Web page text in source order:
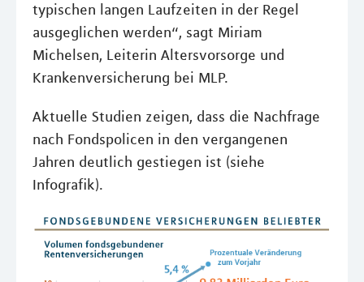
typischen langen Laufzeiten in der Regel
ausgeglichen werden“, sagt Miriam
Michelsen, Leiterin Altersvorsorge und
Krankenversicherung bei MLP.
Aktuelle Studien zeigen, dass die Nachfrage
nach Fondspolicen in den vergangenen
Jahren deutlich gestiegen ist (siehe
Infografik).